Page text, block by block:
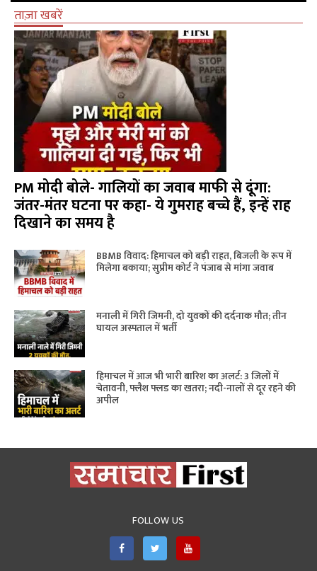
ताज़ा खबरें
PM मोदी बोले- गालियों का जवाब माफी से दूंगा:
जंतर-मंतर घटना पर कहा- ये गुमराह बच्चे हैं, इन्हें राह
दिखाने का समय है
BBMB विवाद: हिमाचल को बड़ी राहत, बिजली के रूप में
मिलेगा बकाया; सुप्रीम कोर्ट ने पंजाब से मांगा जवाब
मनाली में गिरी जिमनी, दो युवकों की दर्दनाक मौत; तीन
घायल अस्पताल में भर्ती
हिमाचल में आज भी भारी बारिश का अलर्ट: 3 जिलों में
चेतावनी, फ्लैश फ्लड का खतरा; नदी-नालों से दूर रहने की
अपील
FOLLOW US